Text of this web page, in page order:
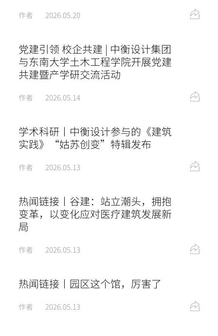
作者 2026.05.20
党建引领 校企共建 | 中衡设计集团
与东南大学土木工程学院开展党建
共建暨产学研交流活动
作者 2026.05.14
学术科研丨中衡设计参与的《建筑
实践》“姑苏创变”特辑发布
作者 2026.05.13
热闻链接丨谷建：站立潮头，拥抱
变革，以变化应对医疗建筑发展新
局
作者 2026.05.13
热闻链接丨园区这个馆，厉害了
作者 2026.05.13